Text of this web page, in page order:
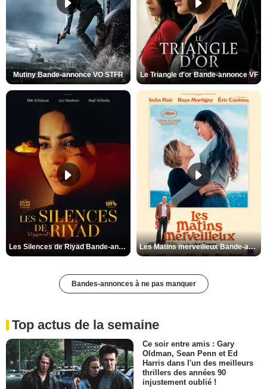
Mutiny Bande-annonce VO STFR Le Triangle d'or Bande-annonce VF
Les Silences de Riyad Bande-annonce VO STFR Les Matins merveilleux Bande-annonce VF
Bandes-annonces à ne pas manquer
Top actus de la semaine
Ce soir entre amis : Gary
Oldman, Sean Penn et Ed
Harris dans l'un des meilleurs
thrillers des années 90
injustement oublié !